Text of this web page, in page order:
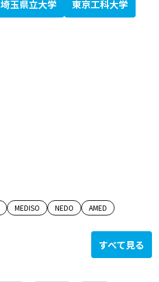
埼玉県立大学 東京工科大学
MEDISO NEDO
AMED
すべて見る